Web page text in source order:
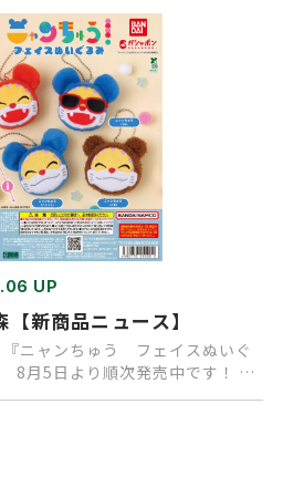
UP
新商品ニュース】
ニャンちゅう フェイスぬいぐ
8月5日より順次発売中です！ 大